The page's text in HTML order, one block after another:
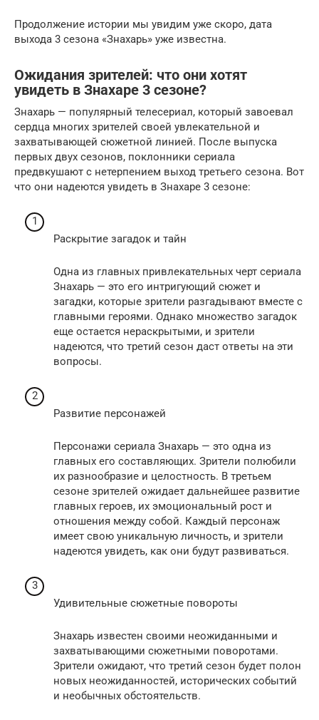
Продолжение истории мы увидим уже скоро, дата
выхода 3 сезона «Знахарь» уже известна.
Ожидания зрителей: что они хотят
увидеть в Знахаре 3 сезоне?
Знахарь — популярный телесериал, который завоевал
сердца многих зрителей своей увлекательной и
захватывающей сюжетной линией. После выпуска
первых двух сезонов, поклонники сериала
предвкушают с нетерпением выход третьего сезона. Вот
что они надеются увидеть в Знахаре 3 сезоне:
Раскрытие загадок и тайн
Одна из главных привлекательных черт сериала
Знахарь — это его интригующий сюжет и
загадки, которые зрители разгадывают вместе с
главными героями. Однако множество загадок
еще остается нераскрытыми, и зрители
надеются, что третий сезон даст ответы на эти
вопросы.
Развитие персонажей
Персонажи сериала Знахарь — это одна из
главных его составляющих. Зрители полюбили
их разнообразие и целостность. В третьем
сезоне зрителей ожидает дальнейшее развитие
главных героев, их эмоциональный рост и
отношения между собой. Каждый персонаж
имеет свою уникальную личность, и зрители
надеются увидеть, как они будут развиваться.
Удивительные сюжетные повороты
Знахарь известен своими неожиданными и
захватывающими сюжетными поворотами.
Зрители ожидают, что третий сезон будет полон
новых неожиданностей, исторических событий
и необычных обстоятельств.